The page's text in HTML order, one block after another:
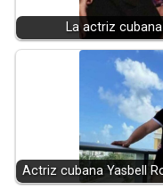
La actriz
Actriz cubana Yasbell